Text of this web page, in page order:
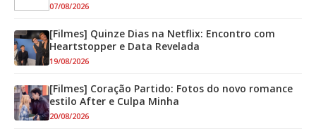
07/08/2026
[Filmes] Quinze Dias na Netflix: Encontro com
Heartstopper e Data Revelada
19/08/2026
[Filmes] Coração Partido: Fotos do novo romance
estilo After e Culpa Minha
20/08/2026